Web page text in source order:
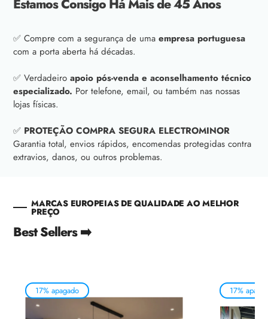
Estamos Consigo Há Mais de 45 Anos
✅ Compre com a segurança de uma empresa portuguesa
com a porta aberta há décadas.
✅ Verdadeiro apoio pós-venda e aconselhamento técnico
especializado. Por telefone, email, ou também nas nossas
lojas físicas.
✅ PROTEÇÃO COMPRA SEGURA ELECTROMINOR
Garantia total, envios rápidos, encomendas protegidas contra
extravios, danos, ou outros problemas.
MARCAS EUROPEIAS DE QUALIDADE AO MELHOR
PREÇO
Best Sellers ➡️
17% apagado 17%